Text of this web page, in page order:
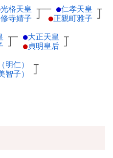
光格天皇 ┬
寺婧子 ┘
── ●仁孝天皇 ┬
●正親町雅子 ┘
┬
┘
─ ●大正天皇 ┬
●貞明皇后 ┘
明仁）
┬
智子） ┘